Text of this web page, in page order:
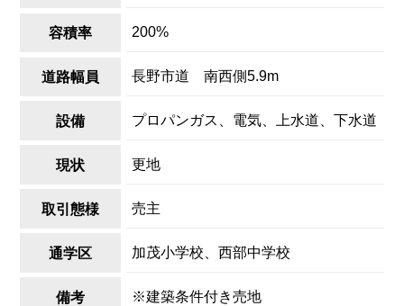
容積率 200%
道路幅員 長野市道 南西側5.9m
設備 プロパンガス、電気、上水道、下水道
現状 更地
取引態様 売主
通学区 加茂小学校、西部中学校
備考 ※建築条件付き売地